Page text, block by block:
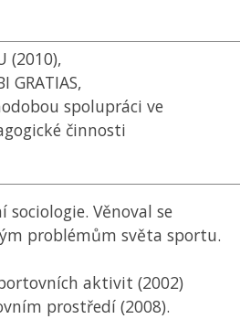
(2010),
GRATIAS,
spolupráci ve
činnosti
Věnoval se
problémům světa sportu.
aktivit (2002)
prostředí (2008).